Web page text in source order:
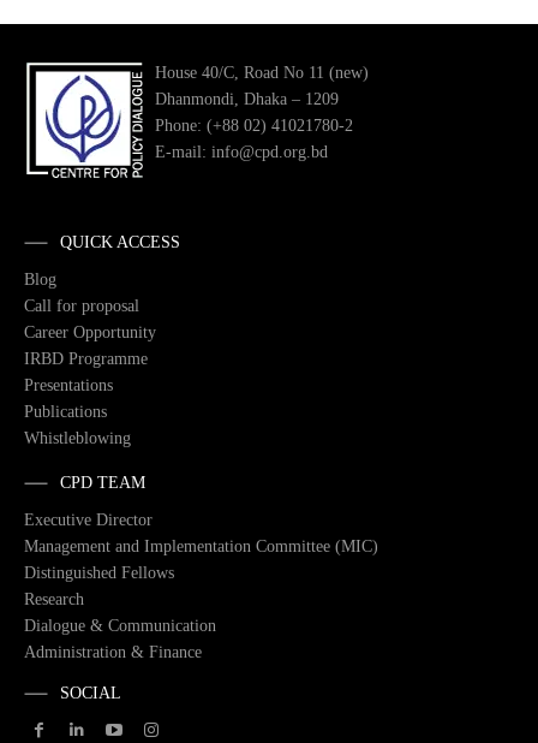
House 40/C, Road No 11 (new)
Dhanmondi, Dhaka – 1209
Phone: (+88 02) 41021780-2
E-mail: info@cpd.org.bd
QUICK ACCESS
Blog
Call for proposal
Career Opportunity
IRBD Programme
Presentations
Publications
Whistleblowing
CPD TEAM
Executive Director
Management and Implementation Committee (MIC)
Distinguished Fellows
Research
Dialogue & Communication
Administration & Finance
SOCIAL